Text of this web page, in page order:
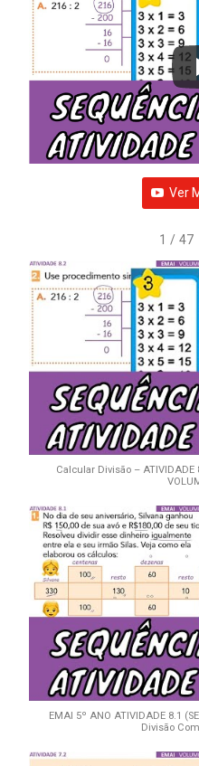
Ver
1 / 47
Calcular Divisão – ATIVIDADE
EMAI 5º ANO ATIVIDADE 8.1
Divisão